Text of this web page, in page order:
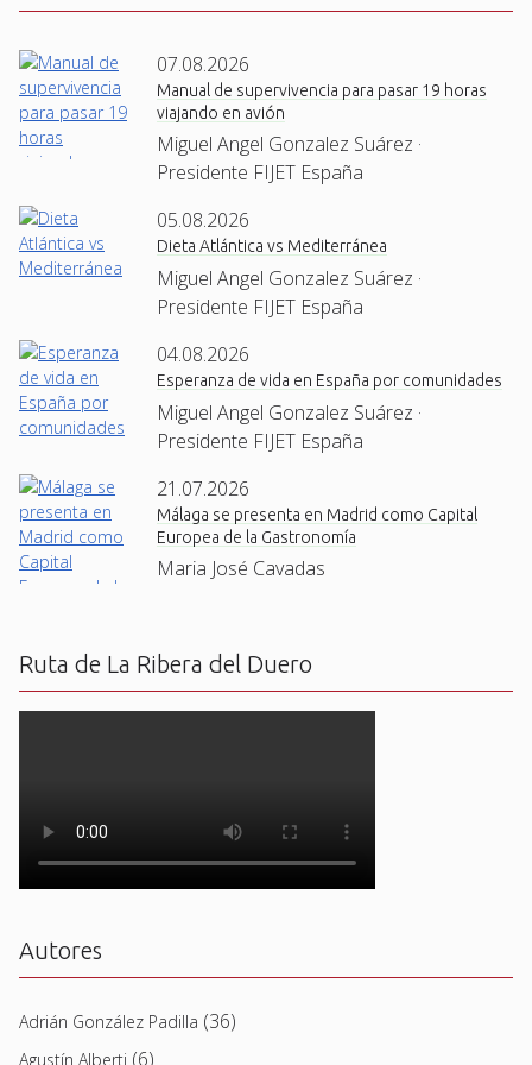
07.08.2026
Manual de supervivencia para pasar 19 horas
viajando en avión
Miguel Angel Gonzalez Suárez ·
Presidente FIJET España
05.08.2026
Dieta Atlántica vs Mediterránea
Miguel Angel Gonzalez Suárez ·
Presidente FIJET España
04.08.2026
Esperanza de vida en España por comunidades
Miguel Angel Gonzalez Suárez ·
Presidente FIJET España
21.07.2026
Málaga se presenta en Madrid como Capital
Europea de la Gastronomía
Maria José Cavadas
Ruta de La Ribera del Duero
Autores
Adrián González Padilla (36)
Agustín Alberti (6)